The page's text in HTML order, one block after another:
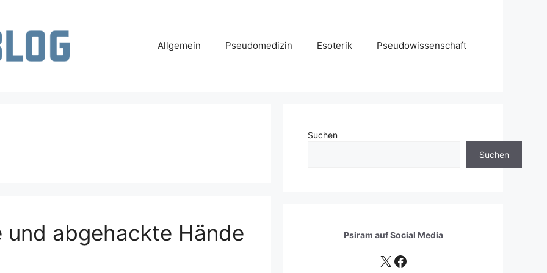
Allgemein Pseudomedizin Esoterik Pseudowissenschaft
und abgehackte Hände
Suchen
Suchen
Psiram aufSocial Media
X Facebook